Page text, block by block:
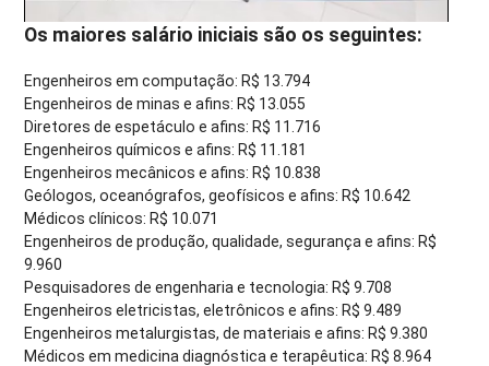
Os maiores salário iniciais são os seguintes:
Engenheiros em computação: R$ 13.794
Engenheiros de minas e afins: R$ 13.055
Diretores de espetáculo e afins: R$ 11.716
Engenheiros químicos e afins: R$ 11.181
Engenheiros mecânicos e afins: R$ 10.838
Geólogos, oceanógrafos, geofísicos e afins: R$ 10.642
Médicos clínicos: R$ 10.071
Engenheiros de produção, qualidade, segurança e afins: R$
9.960
Pesquisadores de engenharia e tecnologia: R$ 9.708
Engenheiros eletricistas, eletrônicos e afins: R$ 9.489
Engenheiros metalurgistas, de materiais e afins: R$ 9.380
Médicos em medicina diagnóstica e terapêutica: R$ 8.964